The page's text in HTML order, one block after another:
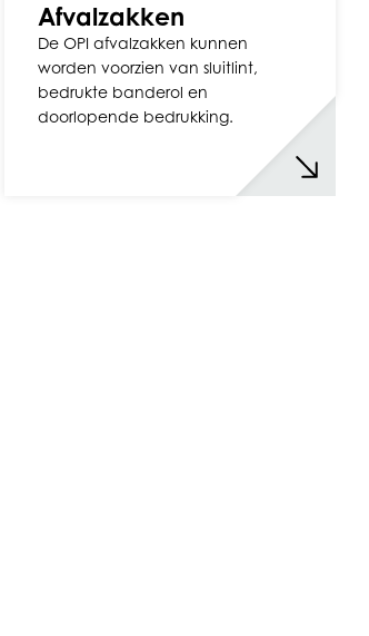
Afvalzakken
De OPI afvalzakken kunnen
worden voorzien van sluitlint,
bedrukte banderol en
doorlopende bedrukking.